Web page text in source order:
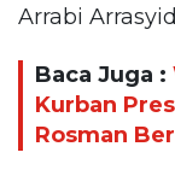
Arrabi
Baca Juga :
Kurban
Rosman